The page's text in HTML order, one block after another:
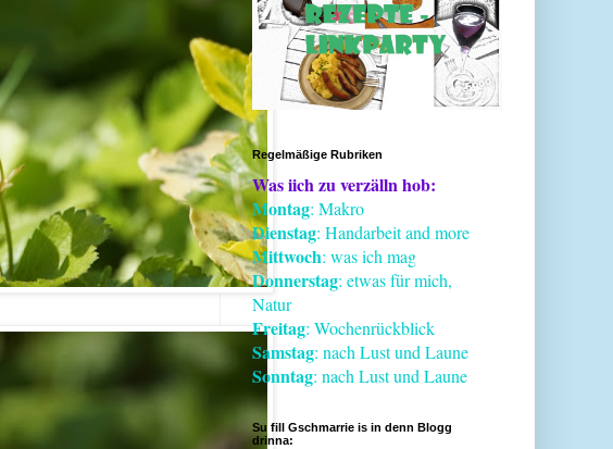
Regelmäßige Rubriken
Was iich zu verzälln hob:
Montag: Makro
Dienstag: Handarbeit and more
Mittwoch: was ich mag
Donnerstag: etwas für mich,
Natur
Freitag: Wochenrückblick
Samstag: nach Lust und Laune
Sonntag: nach Lust und Laune
Su fill Gschmarrie is in denn Blogg
drinna: